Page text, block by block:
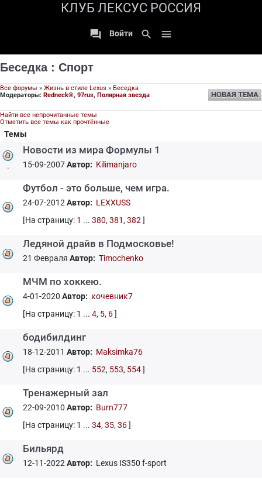
КЛУБ ЛЕКСУС РОССИЯ
 Войти search 
Беседка: Спорт
Все форумы » Жизнь в стиле Lexus » Беседка
Модераторы: Redneck®, 97rus, Полярная звезда НОВАЯ ТЕМА
Найти все непрочитанные темы
Отметить все темы как прочтённые
Темы
.
Новости из мира Формулы 1
15-09-2007Автор: Kilimanjaro
Футбол - это больше, чем игра.
24-07-2012 Автор: LEXXUSS
[На страницу: 1 ... 380, 381 , 382 ]
Ледяной драйв в Подмосковье!
21 Февраля Автор: Timochenko
МЧМ по хоккею.
4-01-2020 Автор: кочeвник7
[На страницу: 1 ... 4, 5, 6]
бодибилдинг
18-12-2011 Автор: Maksimka76
[На страницу: 1 ... 552, 553, 554]
Тренажерный зал
22-09-2010 Автор: Burn777
[На страницу: 1 ... 34, 35, 36]
Бильярд
12-11-2022 Автор: Lexus IS350 f-sport